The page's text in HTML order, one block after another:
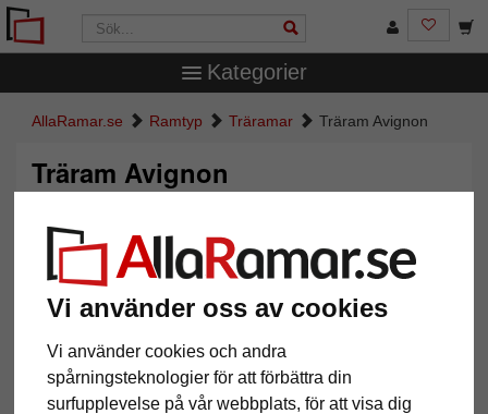
Vi använder oss av cookies
Vi använder cookies och andra
spårningsteknologier för att förbättra din
surfupplevelse på vår webbplats, för att visa dig
Kategorier
AllaRamar.se Ramtyp Träramar Träram Avignon
Träram Avignon